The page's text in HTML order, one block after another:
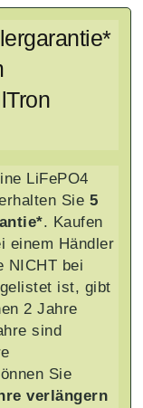
LiFePO4
Sie 5
. Kaufen
einem Händler
NICHT bei
ist, gibt
2 Jahre
sind
Sie
verlängern